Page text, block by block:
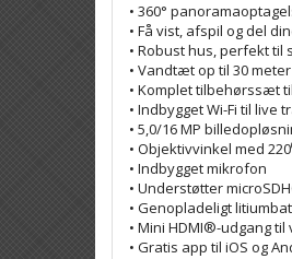
• 360°
• Få vist, afspil og del
• Robust hus, perfekt til
• Vandtæt op til 30 meter
• Komplet tilbehørssæt
• Indbygget Wi-Fi til
• 5,0/16 MP
• Objektivvinkel med
• Indbygget mikrofon
• Understøtter
• Genopladeligt
• Mini HDMI®-udgang
• Gratis app til iOS og